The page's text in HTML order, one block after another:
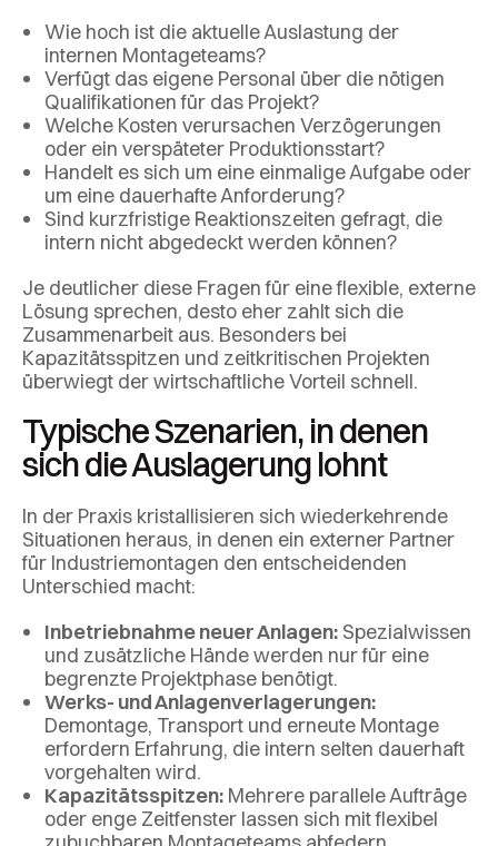
Wie hoch ist die aktuelle Auslastung der
internen Montageteams?
Verfügt das eigene Personal über die nötigen
Qualifikationen für das Projekt?
Welche Kosten verursachen Verzögerungen
oder ein verspäteter Produktionsstart?
Handelt es sich um eine einmalige Aufgabe oder
um eine dauerhafte Anforderung?
Sind kurzfristige Reaktionszeiten gefragt, die
intern nicht abgedeckt werden können?
Je deutlicher diese Fragen für eine flexible, externe
Lösung sprechen, desto eher zahlt sich die
Zusammenarbeit aus. Besonders bei
Kapazitätsspitzen und zeitkritischen Projekten
überwiegt der wirtschaftliche Vorteil schnell.
Typische Szenarien, in denen
sich die Auslagerung lohnt
In der Praxis kristallisieren sich wiederkehrende
Situationen heraus, in denen ein externer Partner
für Industriemontagen den entscheidenden
Unterschied macht:
Inbetriebnahme neuer Anlagen: Spezialwissen
und zusätzliche Hände werden nur für eine
begrenzte Projektphase benötigt.
Werks- und Anlagenverlagerungen:
Demontage, Transport und erneute Montage
erfordern Erfahrung, die intern selten dauerhaft
vorgehalten wird.
Kapazitätsspitzen: Mehrere parallele Aufträge
oder enge Zeitfenster lassen sich mit flexibel